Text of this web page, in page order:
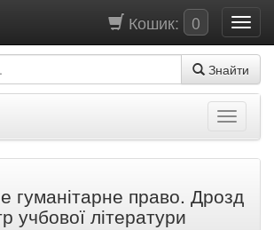
Кошик: 0
Знайти
гуманітарне право. Дрозд
літератури